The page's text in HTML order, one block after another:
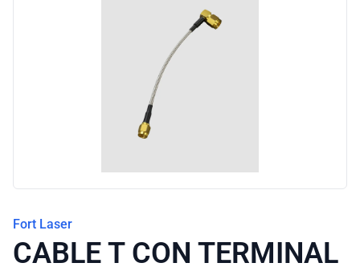
Blog
Fort Laser
CABLE T CON TERMINAL